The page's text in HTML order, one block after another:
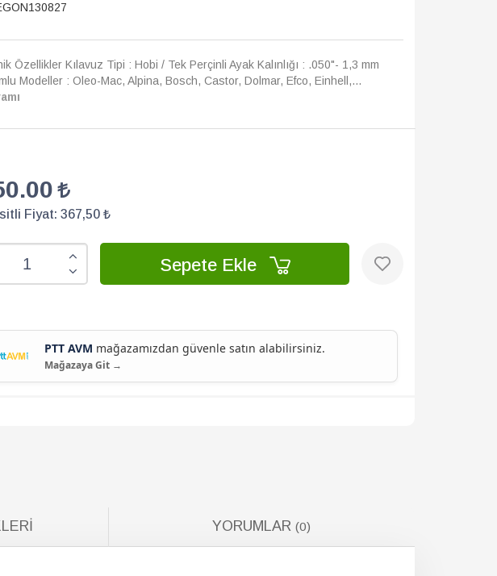
Özellikler Kılavuz Tipi : Hobi / Tek Perçinli Ayak Kalınlığı : .050"- 1,3 mm
Modeller : Oleo-Mac, Alpina, Bosch, Castor, Dolmar, Efco, Einhell,...
Fiyat: 367,50 ₺
Sepete Ekle
PTT AVM mağazamızdan güvenle satın alabilirsiniz.
Mağazaya Git →
YORUMLAR(0)